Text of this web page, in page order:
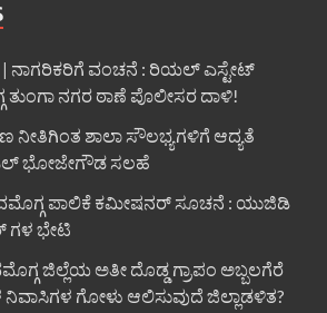
| ನಾಗರಿಕರಿಗೆ ವಂಚನೆ : ರಿಯಲ್ ಎಸ್ಟೇಟ್
ತುಂಗಾ ನಗರ ಠಾಣೆ ಪೊಲೀಸರ ದಾಳಿ!
ನೀತಿಗಿಂತ ಶಾಲಾ ಸೌಲಭ್ಯಗಳಿಗೆ ಆದ್ಯತೆ
ಭೋಜೇಗೌಡ ಸಲಹೆ
ಪಾಲಿಕೆ ಕಮೀಷನರ್ ಸೂಚನೆ : ಯುಜಿಡಿ
ಭೇಟಿ
ಜಿಲ್ಲೆಯ ಅತೀ ದೊಡ್ಡ ಗ್ರಾಪಂ ಅಬ್ಬಲಗೆರೆ
ಗೋಳು ಆಲಿಸುವುದೆ ಜಿಲ್ಲಾಡಳಿತ?